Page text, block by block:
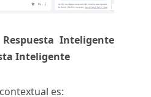
Inteligente
Inteligente
es: